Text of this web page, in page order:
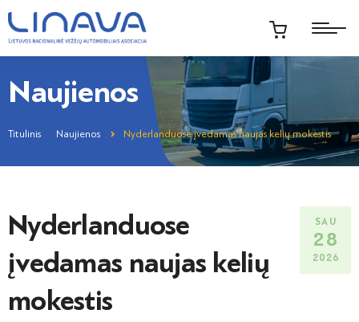
Naujienos
Titulinis Naujienos Nyderlanduose įvedamas naujas kelių mokestis
Nyderlanduose
įvedamas naujas kelių
mokestis
SAU
28
2026